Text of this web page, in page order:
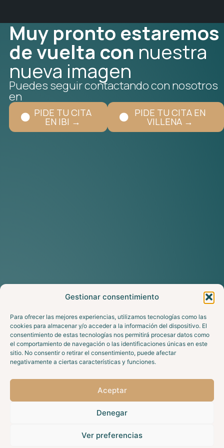
Gestionar consentimiento
Para ofrecer las mejores experiencias, utilizamos tecnologías como las
cookies para almacenar y/o acceder a la información del dispositivo. El
consentimiento de estas tecnologías nos permitirá procesar datos como
el comportamiento de navegación o las identificaciones únicas en este
sitio. No consentir o retirar el consentimiento, puede afectar
negativamente a ciertas características y funciones.
Aceptar
Denegar
Ver preferencias
Muy pronto estaremos
de vuelta con nuestra
nueva imagen
Puedes seguir contactando con nosotros
en
PIDE TU CITA
EN IBI →
PIDE TU CITA EN
VILLENA →